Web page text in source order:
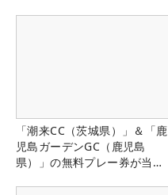
「潮来CC（茨城県）」＆「鹿
児島ガーデンGC（鹿児島
県）」の無料プレー券が当た